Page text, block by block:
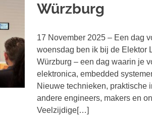
Würzburg
17 November 2025 – Een dag
woensdag ben ik bij de Elektor
Würzburg – een dag waarin je
elektronica, embedded
Nieuwe technieken, praktische
andere engineers, makers en
Veelzijdige[…]